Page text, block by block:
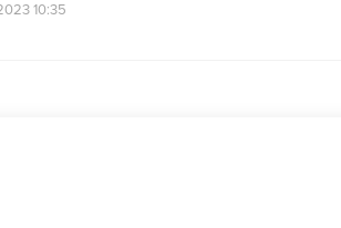
10:35